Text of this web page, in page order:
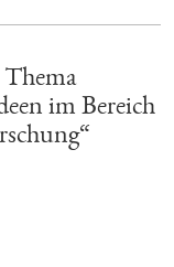
im Bereich